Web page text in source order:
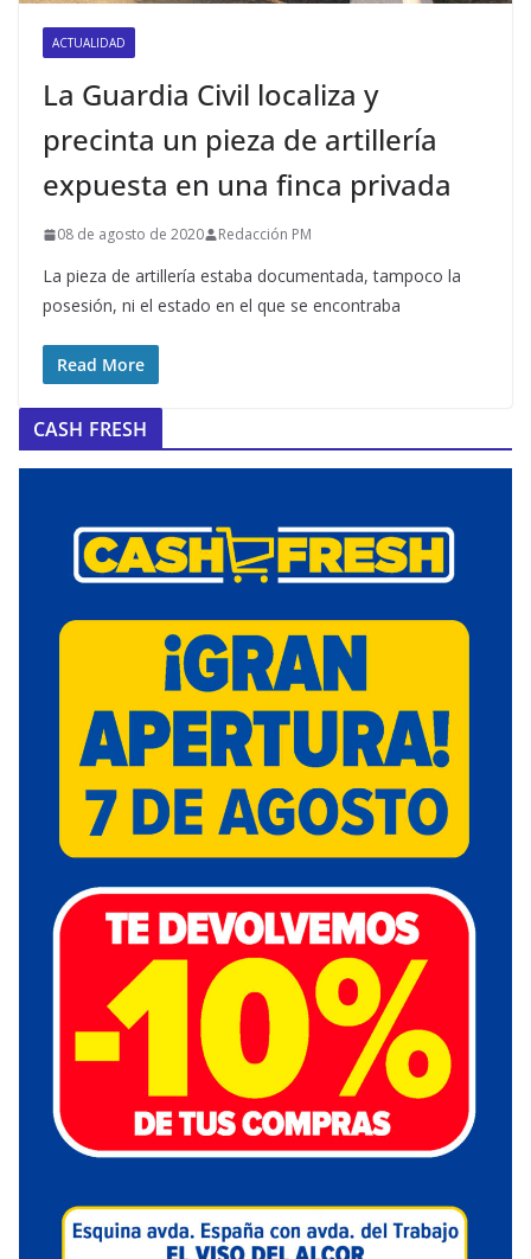
ACTUALIDAD
La Guardia Civil localiza y
precinta un pieza de artillería
expuesta en una finca privada
08 de agosto de 2020 Redacción PM
La pieza de artillería estaba documentada, tampoco la
posesión, ni el estado en el que se encontraba
Read More
CASH FRESH